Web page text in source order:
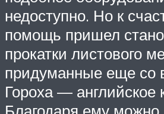
недоступно. Но к
помощь пришел
прокатки листового
придуманные еще со
Гороха — английское